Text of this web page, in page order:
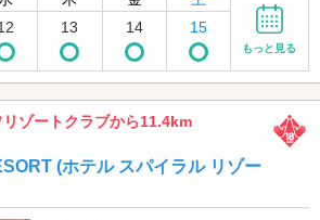
13 14 15
もっと見る
ゾートクラブから11.4km
(ホテル スパイラル リゾー